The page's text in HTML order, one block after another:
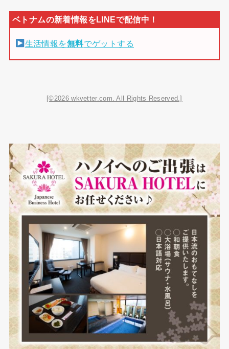
生活情報を無料でゲットする
[©2026 wkvetter.com. All Rights Reserved.]